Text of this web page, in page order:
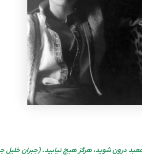
معبد درون شوید، هرگز هیچ نیابید. (جبران خلیل